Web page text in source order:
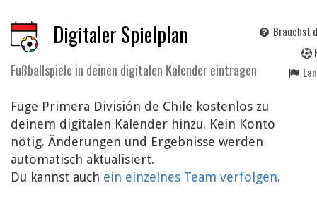
Digitaler Spielplan
Fußballspiele in deinen digitalen Kalender eintragen
Brauchst
Füge Primera División de Chile kostenlos zu
deinem digitalen Kalender hinzu. Kein Konto
nötig. Änderungen und Ergebnisse werden
automatisch aktualisiert.
Du kannst auch ein einzelnes Team verfolgen.